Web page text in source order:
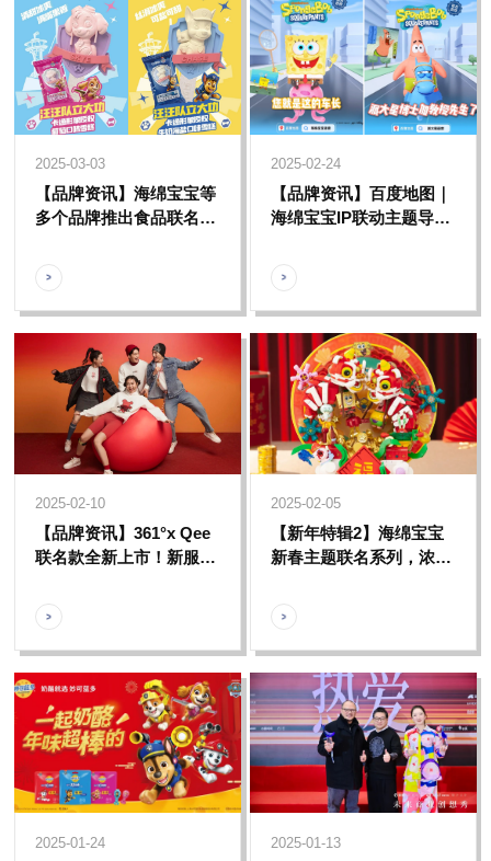
2025-03-03
【品牌资讯】海绵宝宝等
多个品牌推出食品联名系
乐趣！
2025-02-24
【品牌资讯】百度地图｜
海绵宝宝IP联动主题导航
你快乐启程！
2025-02-10
【品牌资讯】361°x Qee
联名款全新上市！新服传
年的KEY
2025-02-05
【新年特辑2】海绵宝宝
新春主题联名系列，浓浓
年氛围。
2025-01-24 2025-01-13